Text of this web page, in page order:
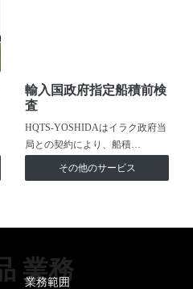
輸入国政府指定船積前検
査
HQTS-YOSHIDAはイラク政府当
局との契約により、船積…
その他のサービス
業務
業務範囲